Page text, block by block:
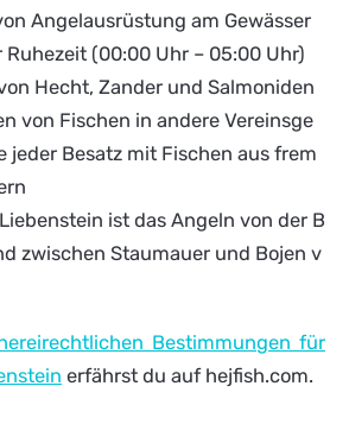
Angelausrüstung am Gewässer
(00:00 Uhr – 05:00 Uhr)
Hecht, Zander und Salmoniden
von Fischen in andere Vereinsge
jeder Besatz mit Fischen aus frem
ist das Angeln von der B
zwischen Staumauer und Bojen v
Bestimmungen für
erfährst du auf hejfish.com.